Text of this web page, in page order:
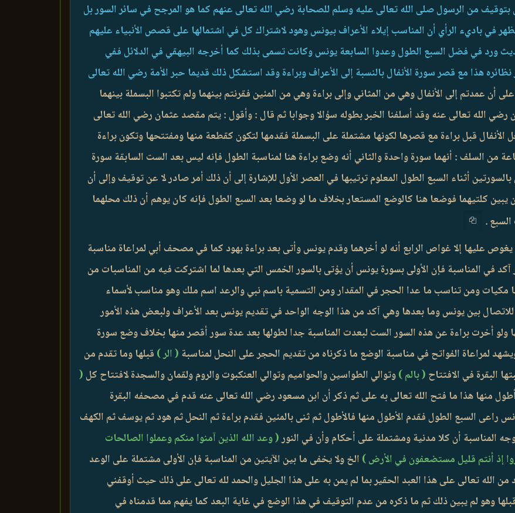
من الرسول صلى الله تعالى عليه وسلم للصحابة رضي الله تعالى عنهم كما هو المرجح في سائر السور بل
في باديء الرأي أن المناسب إيلاء الأعراف بيونس وهود لاشتراك كل في اشتمالها على قصص الأنبياء عليهم
ورد في فضل السبع الطول وعدوا السابعة يونس وكانت تسمى بذلك كما أخرجه البيهقي في الدلائل ففي
هذا مع قصر سورة الأنفال بالنسبة إلى الأعراف وبراءة وقد استشكل ذلك قديما حبر الأمة رضي الله تعالى
أن عمدتم إلى الأنفال وهي من المثاني وإلى براءة وهي من المئين فقرنتم بينهما ولم تكتبوا البسملة بينهما
الله تعالى عنه وقد أسلفنا الخبر بطوله سؤالا وجوابا ثم قال : وأقول : يتم مقصد عثمان رضي الله تعالى
الأنفال قبل براءة مع قصرها لكونها مشتملة على البسملة فقدمها لتكون كقطعة منها ومفتتحها وتكون براءة
من السلف : أنهما سورة واحدة والثاني أنه وضع براءة هنا لمناسبة الطول فإنه ليس بعد الست السابقة سورة
أثناء السبع الطول المعلوم ترتيبها في العصر الأول للإشارة إلى أن ذلك أمر صادر لا عن توقيف وإلى أن
كلتيهما فوضعا هنا كالوضع المستعار بخلاف ما لو وضعا بعد السبع الطول فإنه كان يوهم أن ذلك محلهما
.
يغوص عليها إلا غواص الرابع أنه لو أخرهما وقدم يونس وأتى بعد براءة بهود كما في مصحف أبي لمراعاة مناسبة
آكد في المناسبة فإن الأولى بسورة يونس أن يؤتى بالسور الخمس التي بعدها لما اشتركت فيه من المناسبات من
مكيات ومن تناسب ما عدا الحجر في المقدار ومن التسمية باسم نبي والرعد اسم ملك وهو مناسب لأسماء
للاتصال بين يونس وما بعدها وهي آكد من هذا الوجه الواحد في تقديم يونس بعد الأعراف ولبعض هذه الأمور
أخرت براءة عن هذه السور الست لبعدت المناسبة جدا لطولها بعد عدة سور أقصر منها بخلاف وضع سورة
لمراعاة الفواتح في مناسبة الوضع ما ذكرناه من تقديم الحجر على النحل لمناسبة ( الر ) قبلها وما تقدم من
البقرة في الافتتاح ( بالم )وتوالي الطواسين والحواميم وتوالي العنكبوت والروم ولقمان والسجدة لافتتاح كل (
منها هذا ما فتح الله تعالى به على ثم ذكر أن ابن مسعود رضي الله تعالى عنه قدم في مصحفه البقرة
راعى السبع الطول فقدم الأطول منها فالأطول ثم ثنى بالمئين فقدم براءة ثم النحل ثم هود ثم يوسف ثم الكهف
المناسبة أن كلا مدنية ومشتملة على أحكام وأن في النور( وعد الله الذين آمنوا منكم وعملوا الصالحات
إذ أنتم قليل مستضعفون في الأرض ) الخ ولا يخفى ما بين الآيتين من المناسبة فإن الأولى مشتملة على الوعد
من الله تعالى على هذا العبد الحقير بما لم يمن به على هذا الجليل والحمد لله تعالى على ذلك حيث أوقفني
وهو لم يبين ذلك ثم ما ذكره من عدم التوقيف في هذا الوضع في غاية البعد كما يفهم مما قدمناه في